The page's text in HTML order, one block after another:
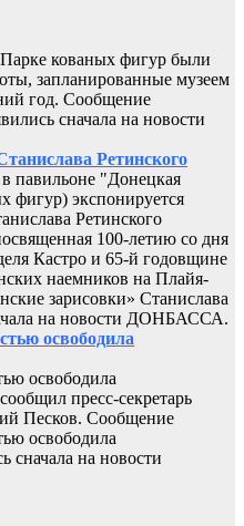
кованых фигур были
запланированные музеем
год. Сообщение
сначала на новости
Ретинского
павильоне "Донецкая
фигур) экспонируется
Ретинского
100-летию со дня
Кастро и 65-й годовщине
наемников на Плайя-
зарисовки» Станислава
на новости ДОНБАССА.
освободила
освободила
пресс-секретарь
Песков. Сообщение
освободила
сначала на новости